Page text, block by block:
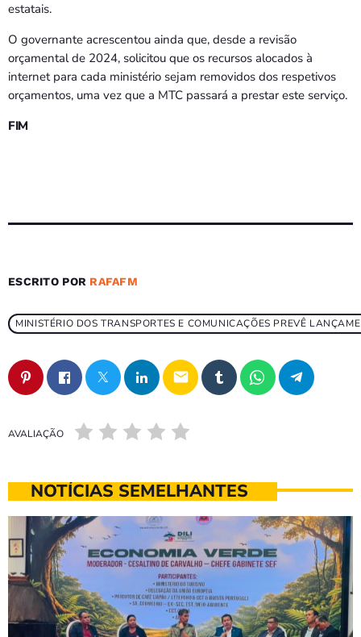
estatais.
O governante acrescentou ainda que, desde a revisão
orçamental de 2024, solicitou que os recursos alocados à
internet para cada ministério sejam removidos dos respetivos
orçamentos, uma vez que a MTC passará a prestar este serviço.
FIM
ESCRITO POR RAFAFM
MINISTÉRIO DOS TRANSPORTES E COMUNICAÇÕES PREVÊ
email
AVALIAÇÃO
NOTÍCIAS SEMELHANTES